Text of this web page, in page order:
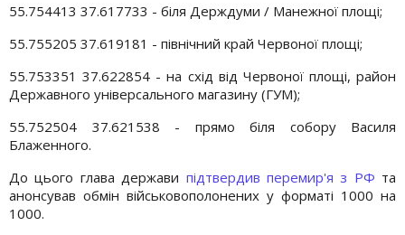
55.754413 37.617733 - біля Держдуми / Манежної площі;
55.755205 37.619181 - північний край Червоної площі;
55.753351 37.622854 - на схід від Червоної площі, район
Державного універсального магазину (ГУМ);
55.752504 37.621538 - прямо біля собору Василя
Блаженного.
До цього глава держави підтвердив перемир'я з РФ та
анонсував обмін військовополонених у форматі 1000 на
1000.